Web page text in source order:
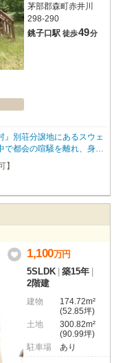
茅部郡森町赤井川
298-290
銚子口駅 徒歩49分
』別荘分譲地にあるスウェ
で都会の喧騒を離れ、身も
分だけの時間を過ごすの
いオウチですよ！土地の
でもヨシの物件です！荷
をお譲りすることも可能で
トされた家具もございま
には管理人さんがいらっ
ー様のみがご使用できる
会社さんが毎月水質検査
ットのご使用も可能にな
しますし、内覧のご案内
㈱三建不動産：0138-54-
】
1,100万円
5SLDK 築15年
2階建
建物
174.72m²
(52.85坪)
土地
300.82m²
(90.99坪)
駐車場
あり